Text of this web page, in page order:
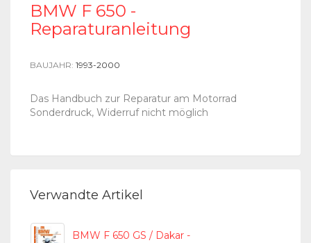
BMW F 650 -
Reparaturanleitung
BAUJAHR: 1993-2000
Das Handbuch zur Reparatur am Motorrad
Sonderdruck, Widerruf nicht möglich
Verwandte Artikel
BMW F 650 GS / Dakar -